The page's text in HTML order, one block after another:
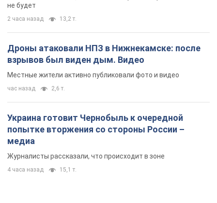
медиа
Журналисты рассказали, что происходит в зоне
4 часа назад 15,1 т.